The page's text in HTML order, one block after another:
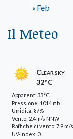
« Feb
Il Meteo
Clear sky
32°C
Apparent: 33°C
Pressione: 1014 mb
Umidità: 87%
Vento: 2.4 m/s NNW
Raffiche di vento: 7.9 m/s
UV-Index: 0